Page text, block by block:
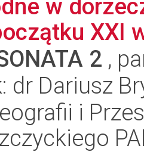
w
XXI
2 ,
dr Dariusz
i